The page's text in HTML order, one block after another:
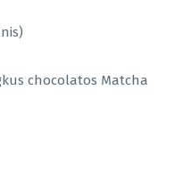
chocolatos Matcha